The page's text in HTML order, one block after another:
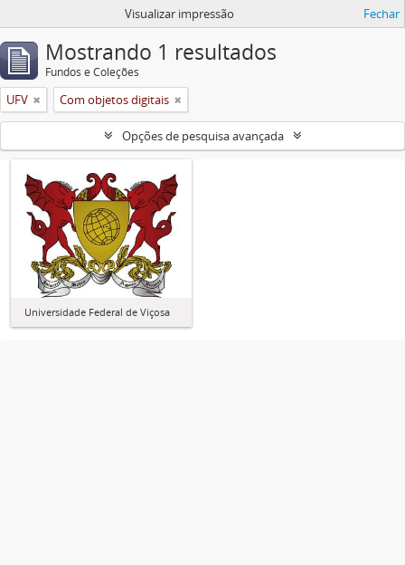
Visualizar impressão Fechar
Mostrando 1 resultados
Fundos e Coleções
UFV Com objetos digitais
Opções de pesquisa avançada
Universidade Federal de Viçosa